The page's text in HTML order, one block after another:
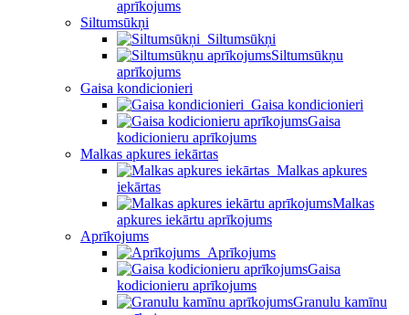
aprīkojums
Siltumsūkņi
Siltumsūkņi
Siltumsūkņu
aprīkojums
Gaisa kondicionieri
Gaisa kondicionieri
Gaisa
kodicionieru aprīkojums
Malkas apkures iekārtas
Malkas apkures
iekārtas
Malkas
apkures iekārtu aprīkojums
Aprīkojums
Aprīkojums
Gaisa
kodicionieru aprīkojums
Granulu kamīnu